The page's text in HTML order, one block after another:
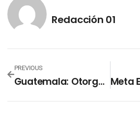
Redacción 01
PREVIOUS
Guatemala: Otorgan Arresto Domiciliario A José Rubén Zamora